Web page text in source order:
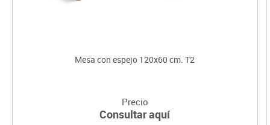
Mesa con espejo 120x60 cm. T2
Precio
Consultar aquí